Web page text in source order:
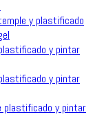
y plastificado
y pintar
y pintar
plastificado y pintar